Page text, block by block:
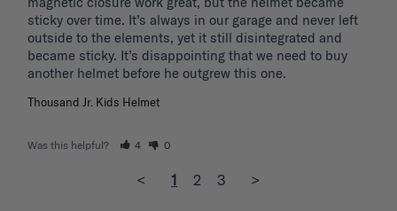
sticky over time. It’s always in our garage and never left
outside to the elements, yet it still disintegrated and
became sticky. It’s disappointing that we need to buy
another helmet before he outgrew this one.
Thousand Jr. Kids Helmet
Was this helpful? 4 0
< 1 2 3 >